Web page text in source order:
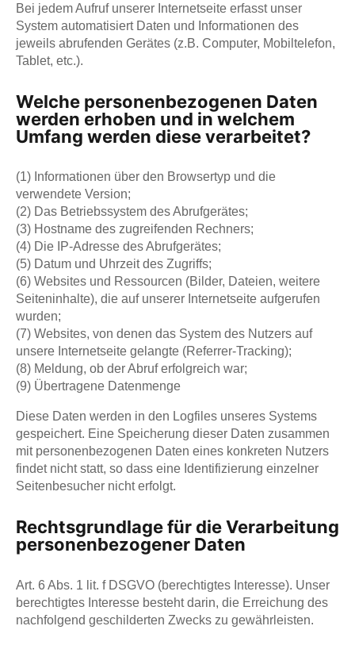
Bei jedem Aufruf unserer Internetseite erfasst unser
System automatisiert Daten und Informationen des
jeweils abrufenden Gerätes (z.B. Computer, Mobiltelefon,
Tablet, etc.).
Welche personenbezogenen Daten
werden erhoben und in welchem
Umfang werden diese verarbeitet?
(1) Informationen über den Browsertyp und die
verwendete Version;
(2) Das Betriebssystem des Abrufgerätes;
(3) Hostname des zugreifenden Rechners;
(4) Die IP-Adresse des Abrufgerätes;
(5) Datum und Uhrzeit des Zugriffs;
(6) Websites und Ressourcen (Bilder, Dateien, weitere
Seiteninhalte), die auf unserer Internetseite aufgerufen
wurden;
(7) Websites, von denen das System des Nutzers auf
unsere Internetseite gelangte (Referrer-Tracking);
(8) Meldung, ob der Abruf erfolgreich war;
(9) Übertragene Datenmenge
Diese Daten werden in den Logfiles unseres Systems
gespeichert. Eine Speicherung dieser Daten zusammen
mit personenbezogenen Daten eines konkreten Nutzers
findet nicht statt, so dass eine Identifizierung einzelner
Seitenbesucher nicht erfolgt.
Rechtsgrundlage für die Verarbeitung
personenbezogener Daten
Art. 6 Abs. 1 lit. f DSGVO (berechtigtes Interesse). Unser
berechtigtes Interesse besteht darin, die Erreichung des
nachfolgend geschilderten Zwecks zu gewährleisten.